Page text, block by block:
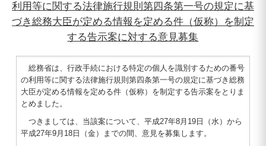
利用等に関する法律施行規則第四条第一号の規定に基
づき総務大臣が定める情報を定める件（仮称）を制定
する告示案に対する意見募集
総務省は、行政手続における特定の個人を識別するための番号
の利用等に関する法律施行規則第四条第一号の規定に基づき総務
大臣が定める情報を定める件（仮称）を制定する告示案をとりま
とめました。
つきましては、当該案について、平成27年8月19日（水）から
平成27年9月18日（金）までの間、意見を募集します。